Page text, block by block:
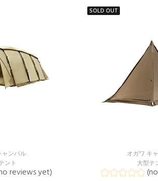
ャンパル
ント
reviews yet)
SOLD OUT
オガワ キ
大型テ